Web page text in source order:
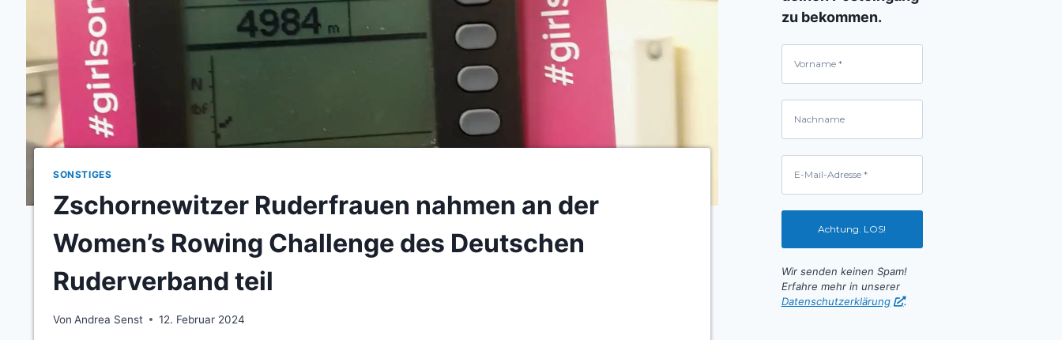
SONSTIGES
Zschornewitzer Ruderfrauen nahmen an der
Women’s Rowing Challenge des Deutschen
Ruderverband teil
Von Andrea Senst 12. Februar 2024
zu bekommen.
Wir senden keinen Spam!
Erfahre mehr in unserer
Datenschutzerklärung
.